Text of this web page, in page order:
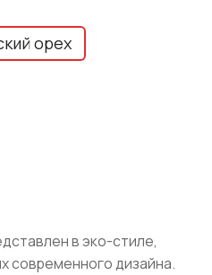
орех
в эко-стиле,
современного дизайна.